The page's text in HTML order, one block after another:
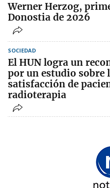
Werner Herzog,
Donostia de 2026
SOCIEDAD
El HUN logra un
por un estudio sobre
satisfacción de
radioterapia